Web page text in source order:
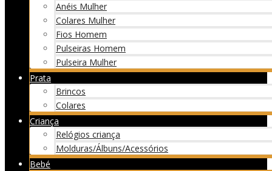
Anéis Mulher
Colares Mulher
Fios Homem
Pulseiras Homem
Pulseira Mulher
Prata
Brincos
Colares
Criança
Relógios criança
Molduras/Álbuns/Acessórios
Bebé